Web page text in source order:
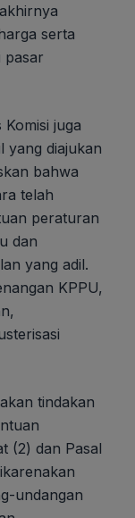
serta
pasar
juga
yang diajukan
bahwa
telah
peraturan
dan
yang adil.
KPPU,
tindakan
(2) dan Pasal
undangan